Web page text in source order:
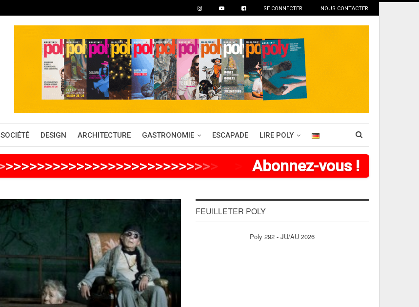
SE CONNECTER NOUS CONTACTER
SOCIÉTÉ DESIGN ARCHITECTURE GASTRONOMIE ESCAPADE LIRE POLY
>>>>>>>>>>>>>>>>>>>>>>>>>>> Abonnez-vous !
FEUILLETER POLY
Poly 292 - JU/AU 2026